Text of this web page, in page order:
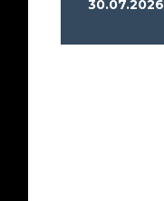
30.07.2026